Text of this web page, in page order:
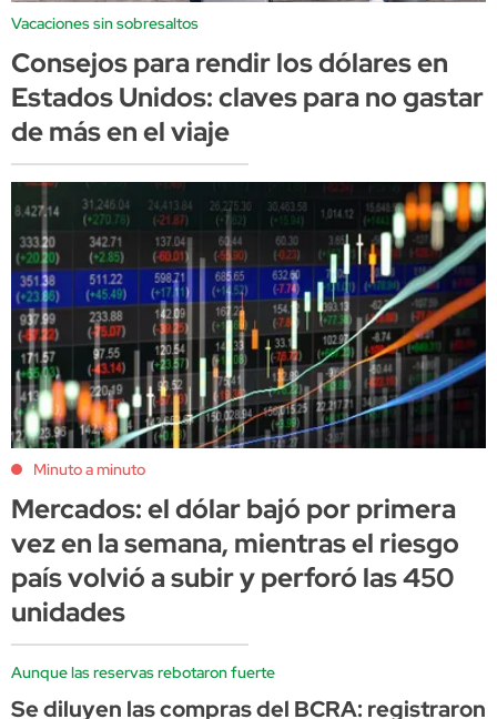
Vacaciones sin sobresaltos
Consejos para rendir los dólares en
Estados Unidos: claves para no gastar
de más en el viaje
Minuto a minuto
Mercados: el dólar bajó por primera
vez en la semana, mientras el riesgo
país volvió a subir y perforó las 450
unidades
Aunque las reservas rebotaron fuerte
Se diluyen las compras del BCRA: registraron